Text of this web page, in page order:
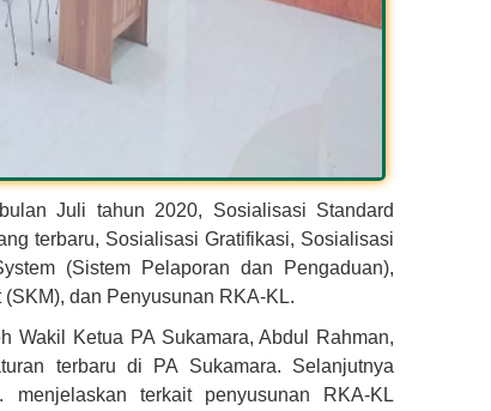
Juli tahun 2020, Sosialisasi Standard
terbaru, Sosialisasi Gratifikasi, Sosialisasi
(Sistem Pelaporan dan Pengaduan),
dan Penyusunan RKA-KL.
Wakil Ketua PA Sukamara, Abdul Rahman,
terbaru di PA Sukamara. Selanjutnya
menjelaskan terkait penyusunan RKA-KL